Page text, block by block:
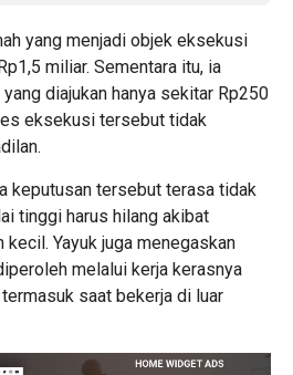
yang menjadi objek eksekusi
miliar. Sementara itu, ia
diajukan hanya sekitar Rp250
eksekusi tersebut tidak
keputusan tersebut terasa tidak
tinggi harus hilang akibat
kecil. Yayuk juga menegaskan
melalui kerja kerasnya
saat bekerja di luar